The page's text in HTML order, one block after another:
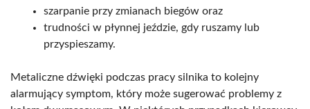
szarpanie przy zmianach biegów oraz
trudności w płynnej jeździe, gdy ruszamy lub
przyspieszamy.
Metaliczne dźwięki podczas pracy silnika to kolejny
alarmujący symptom, który może sugerować problemy z